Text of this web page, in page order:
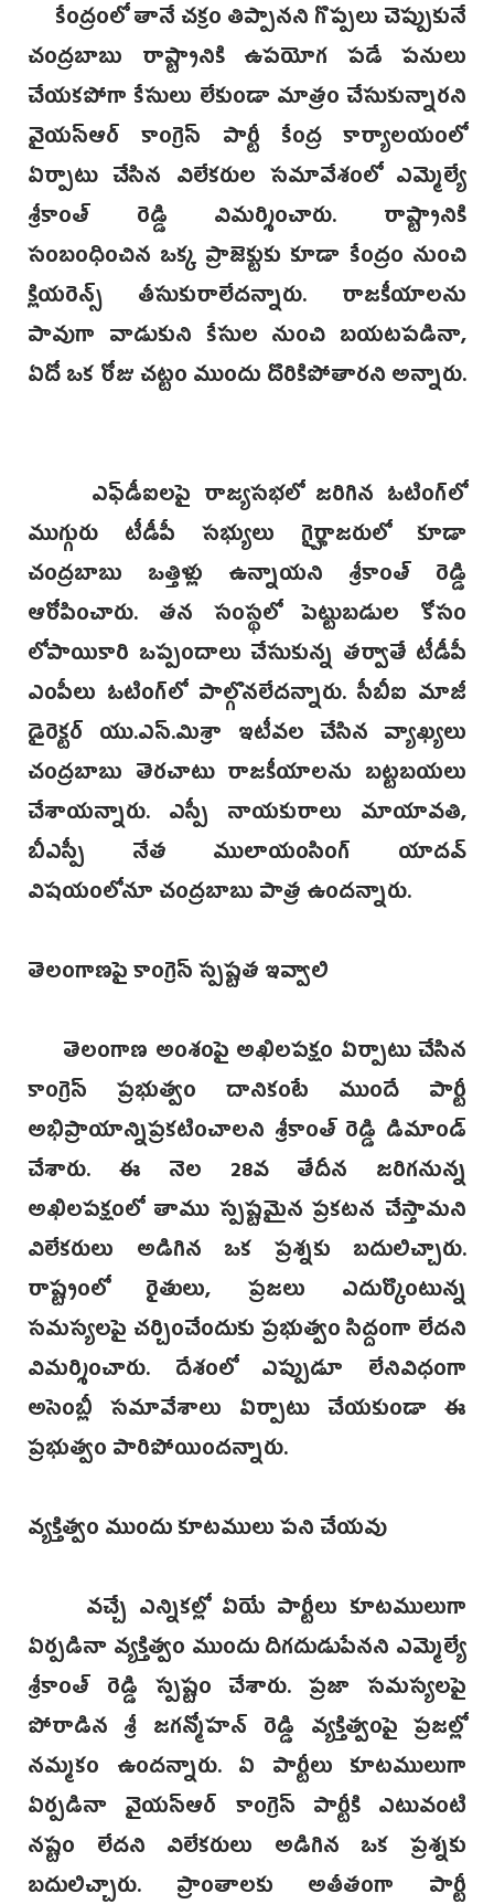
కేంద్రంలో తానే చక్రం తిప్పానని గొప్పలు చెప్పుకునే
చంద్రబాబు రాష్ట్రానికి ఉపయోగ పడే పనులు
చేయకపోగా కేసులు లేకుండా మాత్రం చేసుకున్నారని
వైయస్ఆర్ కాంగ్రెస్ పార్టీ కేంద్ర కార్యాలయంలో
ఏర్పాటు చేసిన విలేకరుల సమావేశంలో ఎమ్మెల్యే
శ్రీకాంత్ రెడ్డి విమర్శించారు. రాష్ట్రానికి
సంబంధించిన ఒక్క ప్రాజెక్టుకు కూడా కేంద్రం నుంచి
క్లియరెన్స్ తీసుకురాలేదన్నారు. రాజకీయాలను
పావుగా వాడుకుని కేసుల నుంచి బయటపడినా,
ఏదో ఒక రోజు చట్టం ముందు దొరికిపోతారని అన్నారు.
ఎఫ్‌డీఐలపై రాజ్యసభలో జరిగిన ఓటింగ్‌లో
ముగ్గురు టీడీపీ సభ్యులు గైర్హాజరులో కూడా
చంద్రబాబు ఒత్తిళ్లు ఉన్నాయని శ్రీకాంత్ రెడ్డి
ఆరోపించారు. తన సంస్థలో పెట్టుబడుల కోసం
లోపాయికారి ఒప్పందాలు చేసుకున్న తర్వాతే టీడీపీ
ఎంపీలు ఓటింగ్‌లో పాల్గొనలేదన్నారు. సీబీఐ మాజీ
డైరెక్టర్ యు.ఎస్.మిశ్రా ఇటీవల చేసిన వ్యాఖ్యలు
చంద్రబాబు తెరచాటు రాజకీయాలను బట్టబయలు
చేశాయన్నారు. ఎస్పీ నాయకురాలు మాయావతి,
బీఎస్పీ నేత ములాయంసింగ్ యాదవ్
విషయంలోనూ చంద్రబాబు పాత్ర ఉందన్నారు.
తెలంగాణపై కాంగ్రెస్ స్పష్టత ఇవ్వాలి
తెలంగాణ అంశంపై అఖిలపక్షం ఏర్పాటు చేసిన
కాంగ్రెస్ ప్రభుత్వం దానికంటే ముందే పార్టీ
అభిప్రాయాన్నిప్రకటించాలని శ్రీకాంత్ రెడ్డి డిమాండ్
చేశారు. ఈ నెల 28వ తేదీన జరిగనున్న
అఖిలపక్షంలో తాము స్పష్టమైన ప్రకటన చేస్తామని
విలేకరులు అడిగిన ఒక ప్రశ్నకు బదులిచ్చారు.
రాష్ట్రంలో రైతులు, ప్రజలు ఎదుర్కొంటున్న
సమస్యలపై చర్చించేందుకు ప్రభుత్వం సిద్దంగా లేదని
విమర్శించారు. దేశంలో ఎప్పుడూ లేనివిధంగా
అసెంబ్లీ సమావేశాలు ఏర్పాటు చేయకుండా ఈ
ప్రభుత్వం పారిపోయిందన్నారు.
వ్యక్తిత్వం ముందు కూటములు పని చేయవు
వచ్చే ఎన్నికల్లో ఏయే పార్టీలు కూటములుగా
ఏర్పడినా వ్యక్తిత్వం ముందు దిగదుడుపేనని ఎమ్మెల్యే
శ్రీకాంత్ రెడ్డి స్పష్టం చేశారు. ప్రజా సమస్యలపై
పోరాడిన శ్రీ జగన్మోహన్ రెడ్డి వ్యక్తిత్వంపై ప్రజల్లో
నమ్మకం ఉందన్నారు. ఏ పార్టీలు కూటములుగా
ఏర్పడినా వైయస్ఆర్ కాంగ్రెస్ పార్టీకి ఎటువంటి
నష్టం లేదని విలేకరులు అడిగిన ఒక ప్రశ్నకు
బదులిచ్చారు. ప్రాంతాలకు అతీతంగా పార్టీ